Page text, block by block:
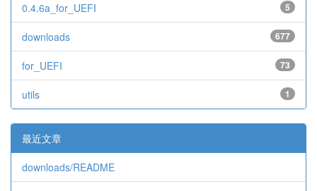
5
0.4.6a_for_UEFI
677
downloads
73
for_UEFI
1
utils
最近文章
downloads/README